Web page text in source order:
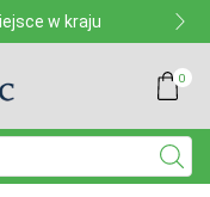
w kraju
0